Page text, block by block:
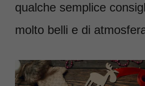
qualche semplice
molto belli e di